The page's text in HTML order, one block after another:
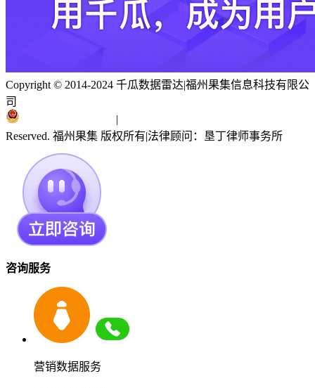
Copyright © 2014-2024 千瓜数据雷达|福州果集信息科技有限公
司
|
Reserved. 福州果集 版权所有|法律顾问：垦丁律师事务所
咨询服务
营销数据服务